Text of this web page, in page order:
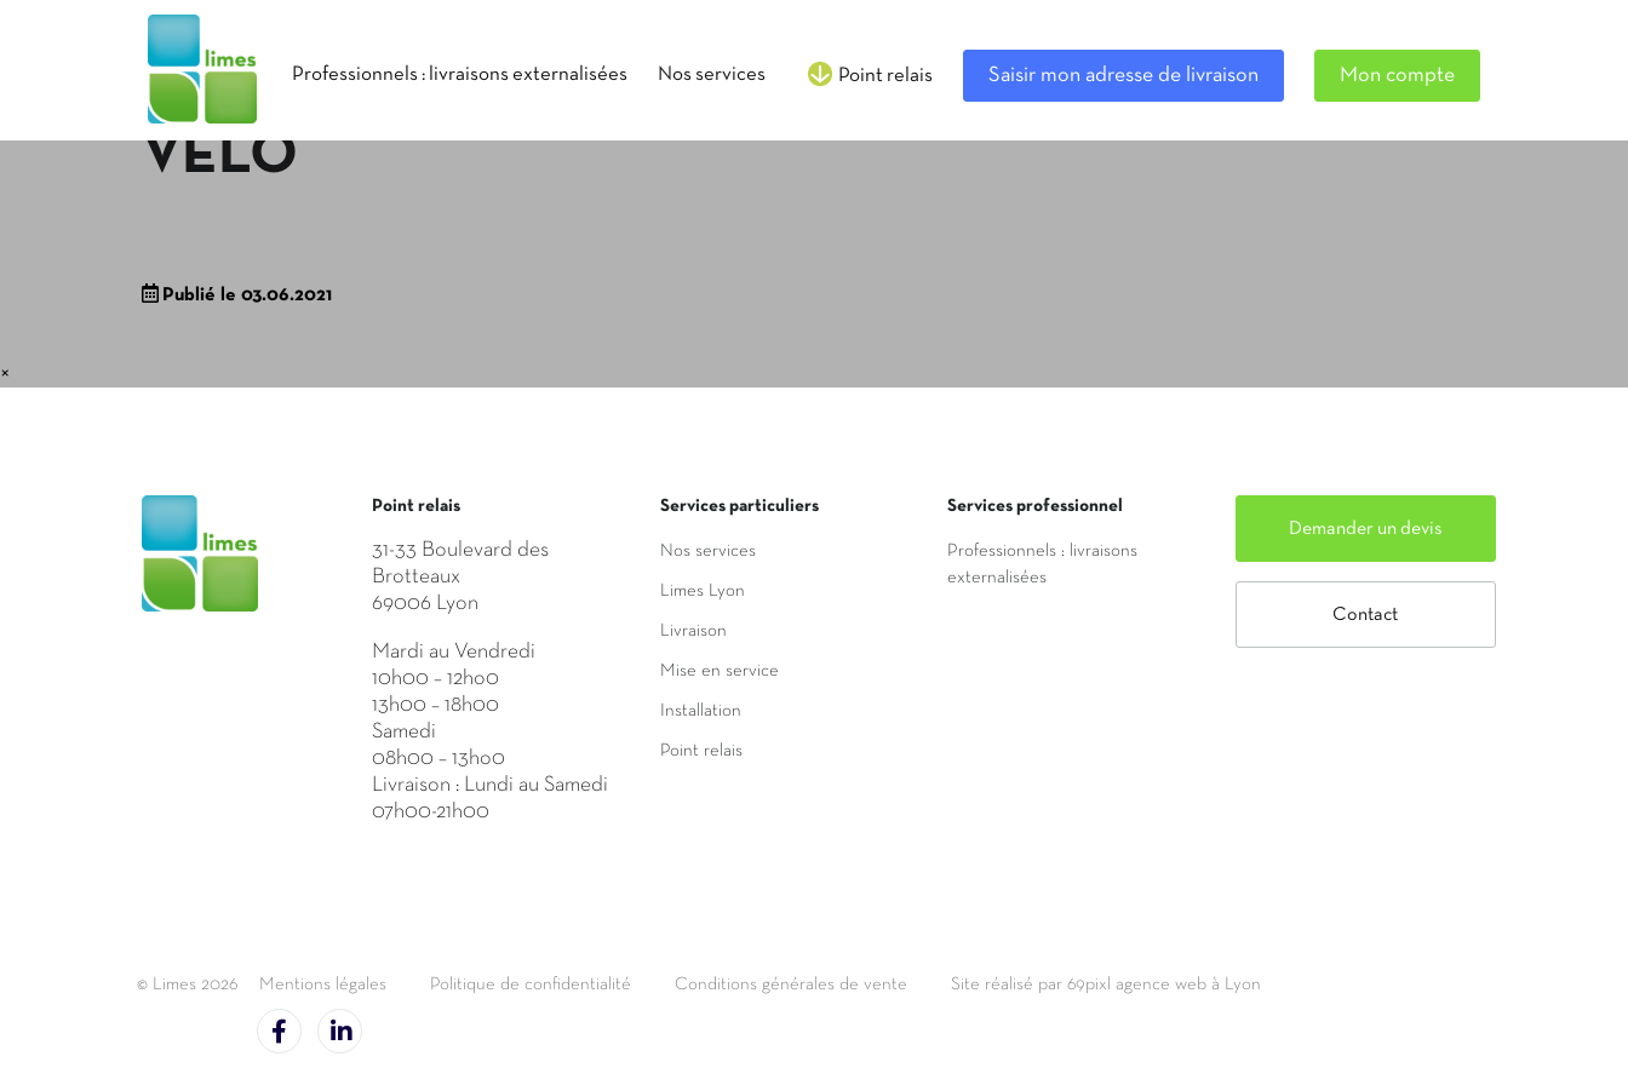
Professionnels : livraisons externalisées Nos services Point relais Saisir mon adresse de livraison Mon compte
VÉLO
Publié le 03.06.2021
×
Point relais
31-33 Boulevard des
Brotteaux
69006 Lyon
Mardi au Vendredi
10h00 – 12ho0
13h00 – 18h00
Samedi
08h00 – 13ho0
Livraison : Lundi au Samedi
07h00-21h00
Services particuliers
Nos services
Limes Lyon
Livraison
Mise en service
Installation
Point relais
Services professionnel
Professionnels : livraisons
externalisées
Demander un devis
Contact
© Limes 2026 Mentions légales Politique de confidentialité Conditions générales de vente Site réalisé par 69pixl agence web à Lyon